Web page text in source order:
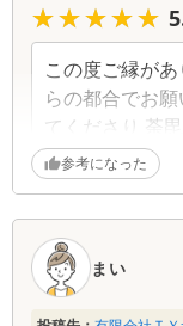
★★★★★
★★★★★
この度ご縁が
らの都合でお
てくださり 荼
す。 「TYサポ
身に寄り添って
忘れることは
がとうございま
参考になった
まい